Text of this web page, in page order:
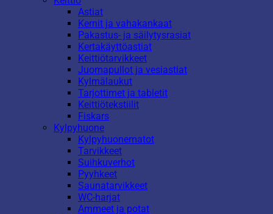
Astiat
Kernit ja vahakankaat
Pakastus- ja säilytysrasiat
Kertakäyttöastiat
Keittiötarvikkeet
Juomapullot ja vesiastiat
Kylmälaukut
Tarjottimet ja tabletit
Keittiötekstiilit
Fiskars
Kylpyhuone
Kylpyhuonematot
Tarvikkeet
Suihkuverhot
Pyyhkeet
Saunatarvikkeet
WC-harjat
Ammeet ja potat